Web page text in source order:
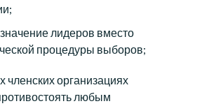
лидеров вместо
процедуры выборов;
членских организациях
любым